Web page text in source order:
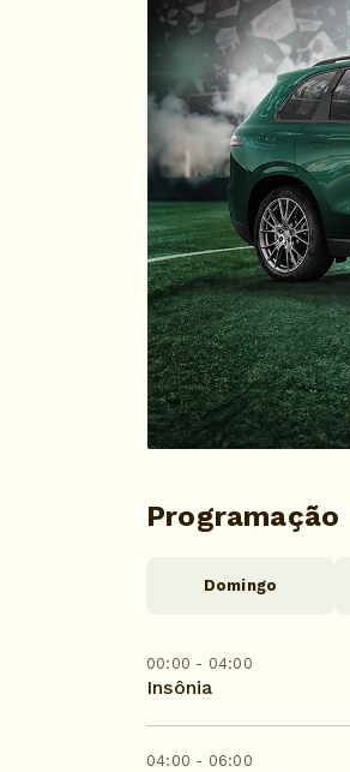
Programação
Domingo
00:00 - 04:00
Insônia
04:00 - 06:00